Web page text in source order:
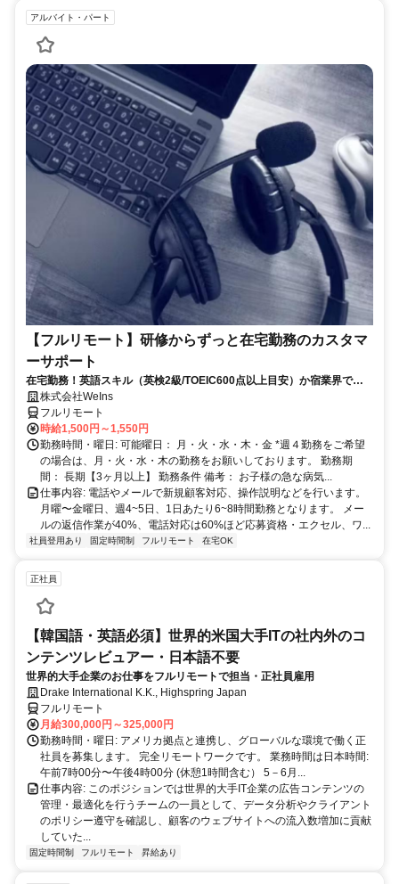
アルバイト・パート
【フルリモート】研修からずっと在宅勤務のカスタマ
ーサポート
在宅勤務！英語スキル（英検2級/TOEIC600点以上目安）か宿業界での
就労経験のいずれか必須★週4〜OK◎
株式会社WeIns
フルリモート
時給1,500円～1,550円
勤務時間・曜日: 可能曜日： 月・火・水・木・金 *週４勤務をご希望
の場合は、月・火・水・木の勤務をお願いしております。 勤務期
間： 長期【3ヶ月以上】 勤務条件 備考： お子様の急な病気...
仕事内容: 電話やメールで新規顧客対応、操作説明などを行います。
月曜〜金曜日、週4~5日、1日あたり6~8時間勤務となります。 メー
ルの返信作業が40%、電話対応は60%ほど応募資格・エクセル、ワ...
社員登用あり 固定時間制 フルリモート 在宅OK
正社員
【韓国語・英語必須】世界的米国大手ITの社内外のコ
ンテンツレビュアー・日本語不要
世界的大手企業のお仕事をフルリモートで担当・正社員雇用
Drake International K.K., Highspring Japan
フルリモート
月給300,000円～325,000円
勤務時間・曜日: アメリカ拠点と連携し、グローバルな環境で働く正
社員を募集します。 完全リモートワークです。 業務時間は日本時間:
午前7時00分〜午後4時00分 (休憩1時間含む） 5－6月...
仕事内容: このポジションでは世界的大手IT企業の広告コンテンツの
管理・最適化を行うチームの一員として、データ分析やクライアント
のポリシー遵守を確認し、顧客のウェブサイトへの流入数増加に貢献
していた...
固定時間制 フルリモート 昇給あり